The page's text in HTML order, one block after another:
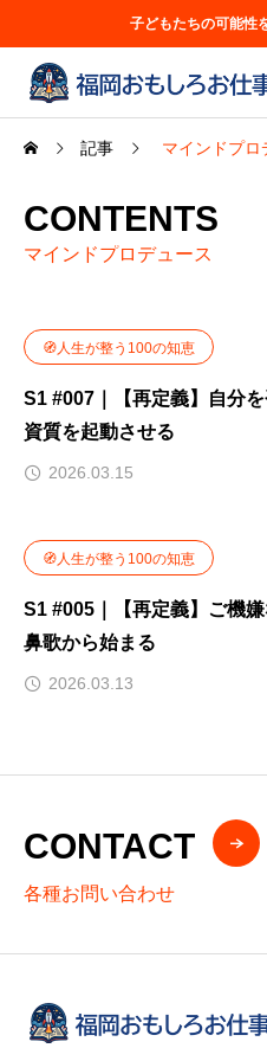
子どもたちの可能性
記事 マインドプロ
CONTENTS
マインドプロデュース
🧭人生が整う100の知恵
S1 #007｜【再定義】自分
資質を起動させる
2026.03.15
🧭人生が整う100の知恵
S1 #005｜【再定義】ご機
鼻歌から始まる
2026.03.13
CONTACT
各種お問い合わせ